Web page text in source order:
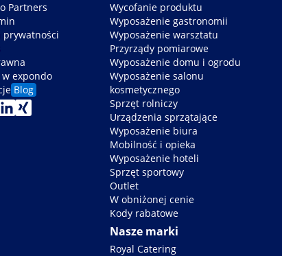
Partners
prywatności
expondo
Blog
Wycofanie produktu
Wyposażenie gastronomii
Wyposażenie warsztatu
Przyrządy pomiarowe
Wyposażenie domu i ogrodu
Wyposażenie salonu
kosmetycznego
Sprzęt rolniczy
Urządzenia sprzątające
Wyposażenie biura
Mobilność i opieka
Wyposażenie hoteli
Sprzęt sportowy
Outlet
W obniżonej cenie
Kody rabatowe
Nasze marki
Royal Catering